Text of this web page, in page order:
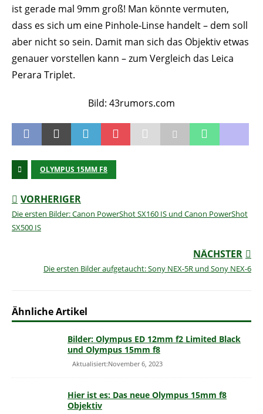
ist gerade mal 9mm groß! Man könnte vermuten,
dass es sich um eine Pinhole-Linse handelt – dem soll
aber nicht so sein. Damit man sich das Objektiv etwas
genauer vorstellen kann – zum Vergleich das Leica
Perara Triplet.
Bild: 43rumors.com
OLYMPUS 15MM F8
VORHERIGER
Die ersten Bilder: Canon PowerShot SX160 IS und Canon PowerShot
SX500 IS
NÄCHSTER
Die ersten Bilder aufgetaucht: Sony NEX-5R und Sony NEX-6
Ähnliche Artikel
Bilder: Olympus ED 12mm f2 Limited Black
und Olympus 15mm f8
Aktualisiert:November 6, 2023
Hier ist es: Das neue Olympus 15mm f8
Objektiv